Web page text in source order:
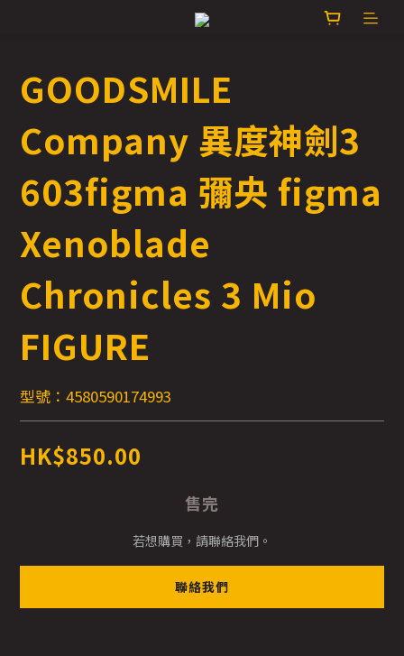
GOODSMILE
Company 異度神劍3
603figma 彌央 figma
Xenoblade
Chronicles 3 Mio
FIGURE
型號：4580590174993
HK$850.00
售完
若想購買，請聯絡我們。
聯絡我們